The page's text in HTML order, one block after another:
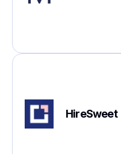
HireSweet